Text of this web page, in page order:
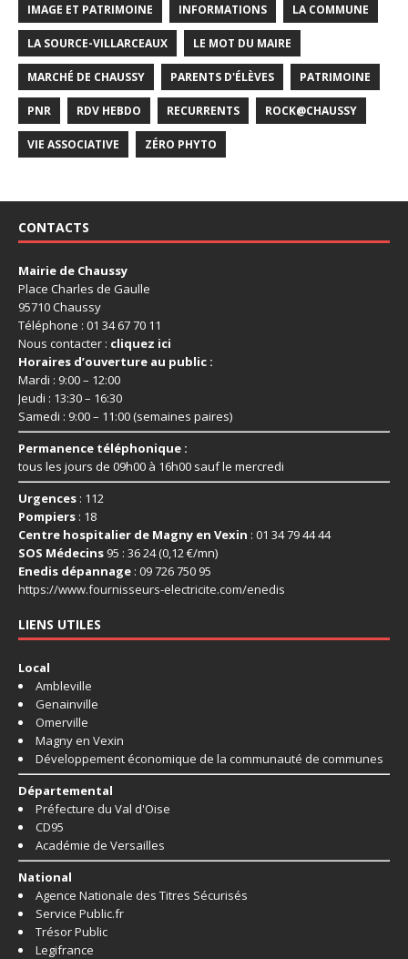
IMAGE ET PATRIMOINE INFORMATIONS LA COMMUNE
LA SOURCE-VILLARCEAUX LE MOT DU MAIRE
MARCHÉ DE CHAUSSY PARENTS D'ÉLÈVES PATRIMOINE
PNR RDV HEBDO RECURRENTS ROCK@CHAUSSY
VIE ASSOCIATIVE ZÉRO PHYTO
CONTACTS
Mairie de Chaussy
Place Charles de Gaulle
95710 Chaussy
Téléphone : 01 34 67 70 11
Nous contacter : cliquez ici
Horaires d’ouverture au public :
Mardi : 9:00 – 12:00
Jeudi : 13:30 – 16:30
Samedi : 9:00 – 11:00 (semaines paires)
Permanence téléphonique :
tous les jours de 09h00 à 16h00 sauf le mercredi
Urgences : 112
Pompiers : 18
Centre hospitalier de Magny en Vexin : 01 34 79 44 44
SOS Médecins 95 : 36 24 (0,12 €/mn)
Enedis dépannage : 09 726 750 95
https://www.fournisseurs-electricite.com/enedis
LIENS UTILES
Local
Ambleville
Genainville
Omerville
Magny en Vexin
Développement économique de la communauté de communes
Départemental
Préfecture du Val d'Oise
CD95
Académie de Versailles
National
Agence Nationale des Titres Sécurisés
Service Public.fr
Trésor Public
Legifrance